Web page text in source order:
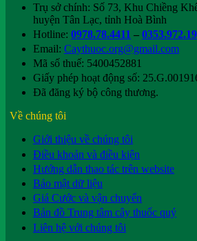
Trụ sở chính: Số 73, Khu Chiềng
huyện Tân Lạc, tỉnh Hoà Bình
Hotline: 0978.78.4411 –
Email: Caythuoc.org@gmail.com
Mã số thuế: 5400452881
Giấy phép hoạt động số:
Đã đăng ký bộ công thương.
Về chúng tôi
Giới thiệu về chúng tôi
Điều khoản và điều kiện
Hướng dẫn thao tác trên website
Bảo mật dữ liệu
Giá Cước và vận chuyển
Bản đồ Trung tâm cây thuốc quý
Liên hệ với chúng tôi